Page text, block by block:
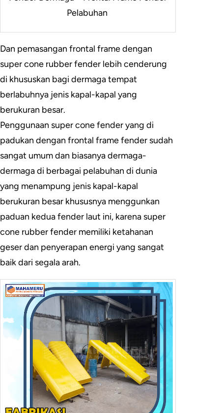
Pelabuhan
Dan pemasangan frontal frame dengan
super cone rubber fender lebih cenderung
di khususkan bagi dermaga tempat
berlabuhnya jenis kapal-kapal yang
berukuran besar.
Penggunaan super cone fender yang di
padukan dengan frontal frame fender sudah
sangat umum dan biasanya dermaga-
dermaga di berbagai pelabuhan di dunia
yang menampung jenis kapal-kapal
berukuran besar khususnya menggunkan
paduan kedua fender laut ini, karena super
cone rubber fender memiliki ketahanan
geser dan penyerapan energi yang sangat
baik dari segala arah.